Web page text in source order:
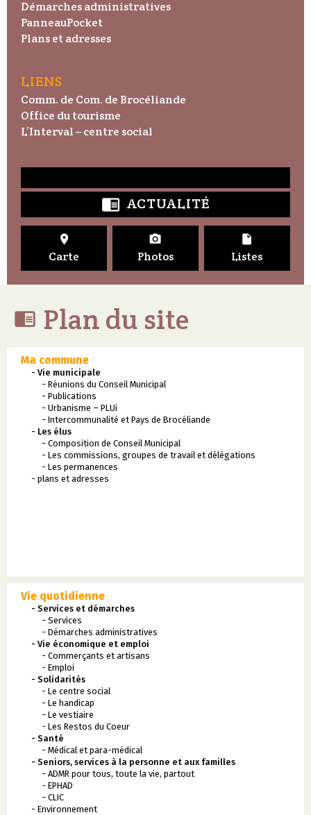
Démarches administratives
PanneauPocket
Plans et adresses
LIENS
Comm. de Com. de Brocéliande
Office du tourisme
L’Interval – centre social
 ACTUALITÉ

Carte

Photos

Listes
 Plan du site
Ma commune
- Vie municipale
- Réunions du Conseil Municipal
- Publications
- Urbanisme – PLUi
- Intercommunalité et Pays de Brocéliande
- Les élus
- Composition de Conseil Municipal
- Les commissions, groupes de travail et délégations
- Les permanences
- plans et adresses
Vie quotidienne
- Services et démarches
- Services
- Démarches administratives
- Vie économique et emploi
- Commerçants et artisans
- Emploi
- Solidarités
- Le centre social
- Le handicap
- Le vestiaire
- Les Restos du Coeur
- Santé
- Médical et para-médical
- Seniors, services à la personne et aux familles
- ADMR pour tous, toute la vie, partout
- EPHAD
- CLIC
- Environnement